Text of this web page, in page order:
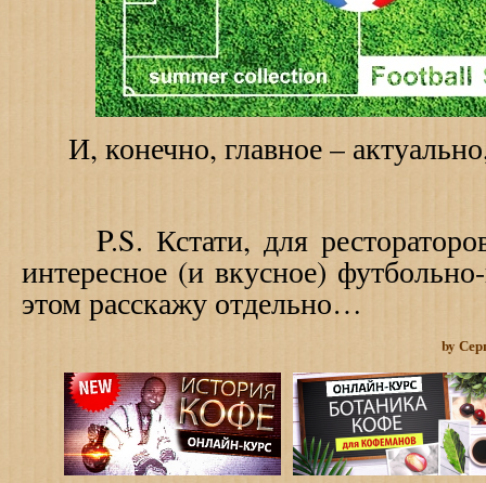
И, конечно, главное –
P.S. Кстати, для
интересное (и вкусное)
этом расскажу отдельно…
by